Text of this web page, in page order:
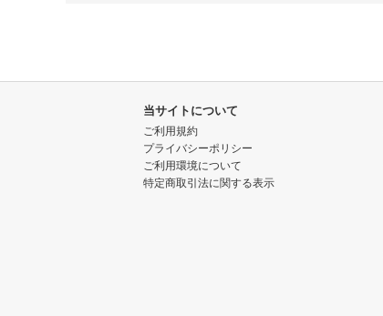
当サイトについて
ご利用規約
プライバシーポリシー
ご利用環境について
特定商取引法に関する表示